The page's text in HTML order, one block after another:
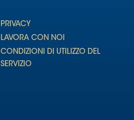
PRIVACY
LAVORA CON NOI
CONDIZIONI DI UTILIZZO DEL
SERVIZIO